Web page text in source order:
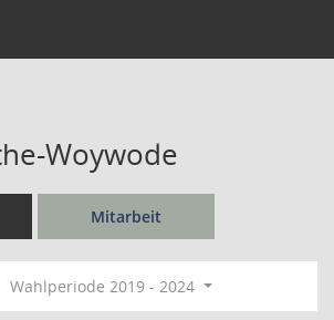
Woywode
Mitarbeit
Wahlperiode 2019 - 2024